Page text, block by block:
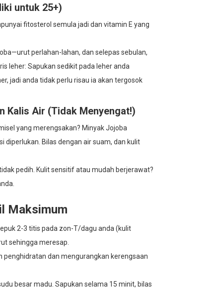
untuk 25+)
fitosterol semula jadi dan vitamin E yang
perlahan-lahan, dan selepas sebulan,
leher: Sapukan sedikit pada leher anda
jadi anda tidak perlu risau ia akan tergosok
Kalis Air (Tidak Menyengat!)
yang merengsakan? Minyak Jojoba
Bilas dengan air suam, dan kulit
pedih. Kulit sensitif atau mudah berjerawat?
Maksimum
2-3 titis pada zon-T/dagu anda (kulit
sehingga meresap.
dan mengurangkan kerengsaan
besar madu. Sapukan selama 15 minit, bilas